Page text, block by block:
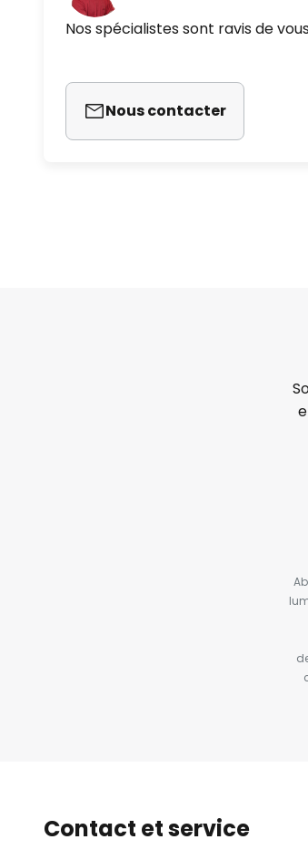
Nos spécialistes sont ravis de
Nous contacter
Contact et service